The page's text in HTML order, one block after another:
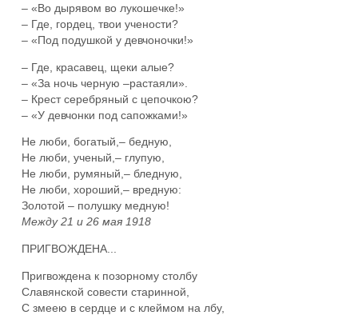
– «Во дырявом во лукошечке!»
– Где, гордец, твои учености?
– «Под подушкой у девчоночки!»
– Где, красавец, щеки алые?
– «За ночь черную –растаяли».
– Крест серебряный с цепочкою?
– «У девчонки под сапожками!»
Не люби, богатый,– бедную,
Не люби, ученый,– глупую,
Не люби, румяный,– бледную,
Не люби, хороший,– вредную:
Золотой – полушку медную!
Между 21 и 26 мая 1918
ПРИГВОЖДЕНА...
Пригвождена к позорному столбу
Славянской совести старинной,
С змеею в сердце и с клеймом на лбу,